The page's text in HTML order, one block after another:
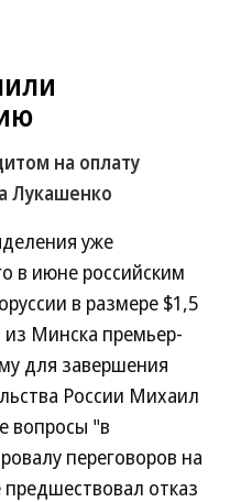
на оплату
Лукашенко
уже
в июне российским
в размере $1,5
Минска премьер-
для завершения
России Михаил
вопросы "в
переговоров на
отказ